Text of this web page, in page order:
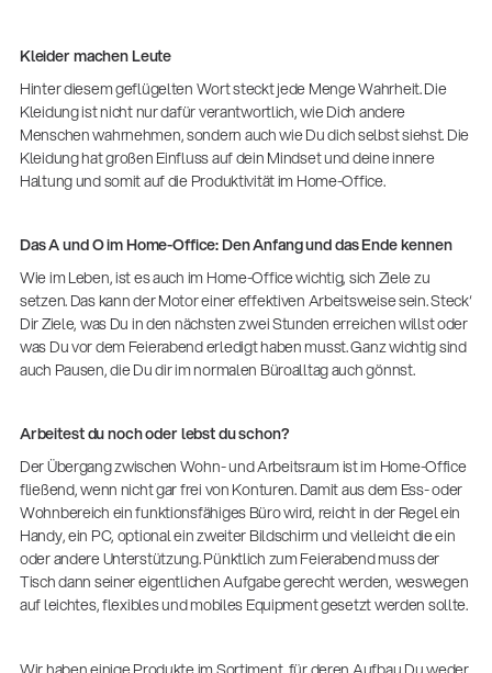
Kleider machen Leute
Hinter diesem geflügelten Wort steckt jede Menge Wahrheit. Die
Kleidung ist nicht nur dafür verantwortlich, wie Dich andere
Menschen wahrnehmen, sondern auch wie Du dich selbst siehst. Die
Kleidung hat großen Einfluss auf dein Mindset und deine innere
Haltung und somit auf die Produktivität im Home-Office.
Das A und O im Home-Office: Den Anfang und das Ende kennen
Wie im Leben, ist es auch im Home-Office wichtig, sich Ziele zu
setzen. Das kann der Motor einer effektiven Arbeitsweise sein. Steck‘
Dir Ziele, was Du in den nächsten zwei Stunden erreichen willst oder
was Du vor dem Feierabend erledigt haben musst. Ganz wichtig sind
auch Pausen, die Du dir im normalen Büroalltag auch gönnst.
Arbeitest du noch oder lebst du schon?
Der Übergang zwischen Wohn- und Arbeitsraum ist im Home-Office
fließend, wenn nicht gar frei von Konturen. Damit aus dem Ess- oder
Wohnbereich ein funktionsfähiges Büro wird, reicht in der Regel ein
Handy, ein PC, optional ein zweiter Bildschirm und vielleicht die ein
oder andere Unterstützung. Pünktlich zum Feierabend muss der
Tisch dann seiner eigentlichen Aufgabe gerecht werden, weswegen
auf leichtes, flexibles und mobiles Equipment gesetzt werden sollte.